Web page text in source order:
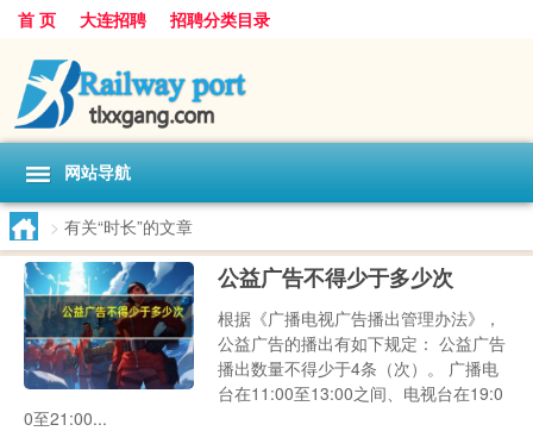
首 页 大连招聘 招聘分类目录
网站导航
> 有关“时长”的文章
公益广告不得少于多少次
根据《广播电视广告播出管理办法》，
公益广告的播出有如下规定： 公益广告
播出数量不得少于4条（次）。 广播电
台在11:00至13:00之间、电视台在19:0
0至21:00...